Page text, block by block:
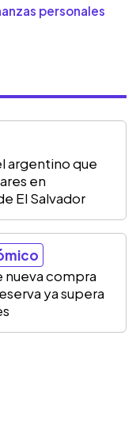
personales
argentino que
en
El Salvador
nueva compra
ya supera